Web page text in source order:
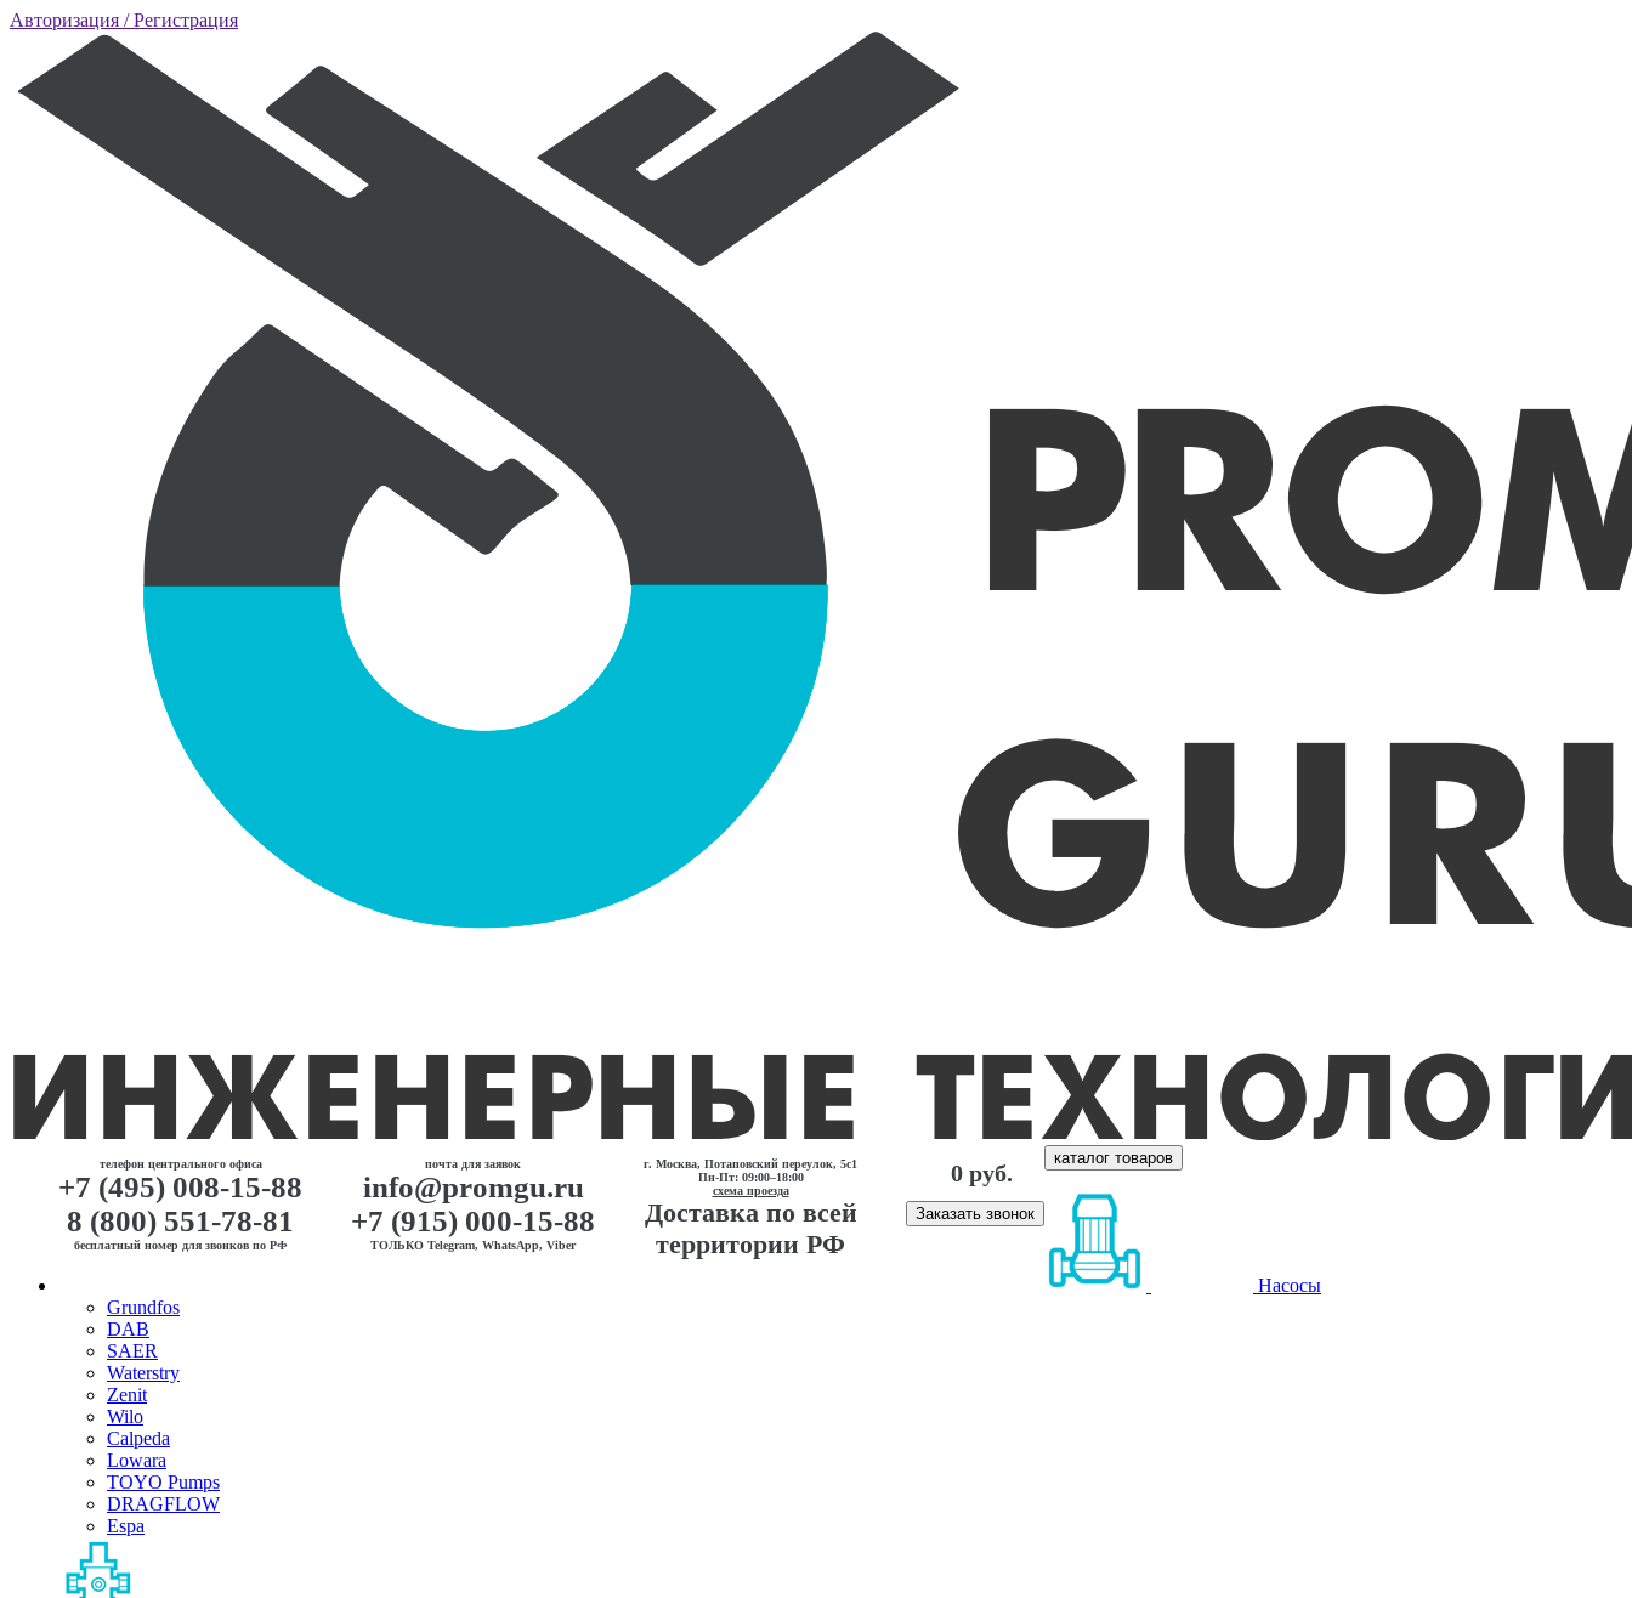
Авторизация / Регистрация
телефон центрального офиса
+7 (495) 008-15-88
8 (800) 551-78-81
бесплатный номер для звонков по РФ
почта для заявок
info@promgu.ru
+7 (915) 000-15-88
ТОЛЬКО Telegram, WhatsApp, Viber
г. Москва, Потаповский переулок, 5с1
Пн-Пт: 09:00–18:00
схема проезда
Доставка по всей
территории РФ
0 руб.
Заказать звонок
каталог товаров
Насосы
Grundfos
DAB
SAER
Waterstry
Zenit
Wilo
Calpeda
Lowara
TOYO Pumps
DRAGFLOW
Espa